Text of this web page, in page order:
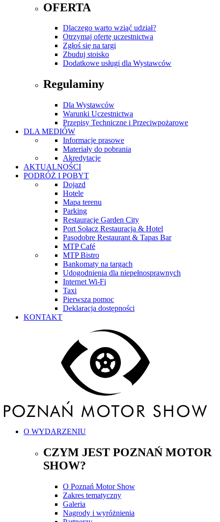
OFERTA
Dlaczego warto wziąć udział?
Otrzymaj ofertę uczestnictwa
Zgłoś się na targi
Zbuduj stoisko
Dodatkowe usługi dla Wystawców
Regulaminy
Dla Wystawców
Warunki Uczestnictwa
Przepisy Techniczne i Przeciwpożarowe
DLA MEDIÓW
Informacje prasowe
Materiały do pobrania
Akredytacje
AKTUALNOŚCI
PODRÓŻ I POBYT
Dojazd
Hotele
Mapa terenu
Parking
Restauracje Garden City
Port Sołacz Restauracja & Hotel
Pasodobre Restaurant & Tapas Bar
MTP Café
MTP Bistro
Bankomaty na targach
Udogodnienia dla niepełnosprawnych
Internet Wi-Fi
Taxi
Pierwsza pomoc
Deklaracja dostępności
KONTAKT
O WYDARZENIU
CZYM JEST POZNAŃ MOTOR
SHOW?
O Poznań Motor Show
Zakres tematyczny
Galeria
Nagrody i wyróżnienia